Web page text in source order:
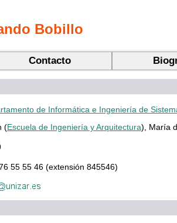
Bobillo
Contacto
de Informática e Ingeniería de
(Escuela de Ingeniería y Arquitectura), María
55 55 46 (extensión 845546)